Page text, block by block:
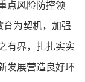
点风险防控领
育为契机，加强
有界，扎扎实实
发展营造良好环